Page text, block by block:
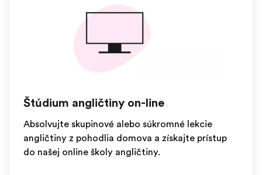
Štúdium angličtiny on-line
Absolvujte skupinové alebo súkromné lekcie
angličtiny z pohodlia domova a získajte prístup
do našej online školy angličtiny.